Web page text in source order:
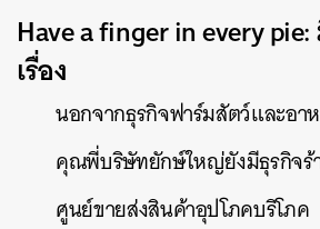
Have a finger in every
เรื่อง
นอกจากธุรกิจฟาร์มสัตว์และอา
คุณพี่บริษัทยักษ์ใหญ่ยังมีธุรกิจร้
ศูนย์ขายส่งสินค้าอุปโภคบริโภค